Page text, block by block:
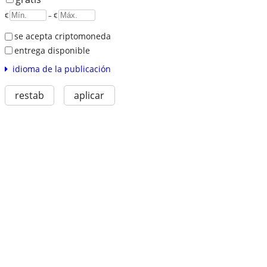
€ – €
se acepta criptomoneda
entrega disponible
idioma de la publicación
restab aplicar